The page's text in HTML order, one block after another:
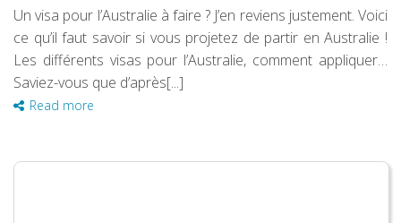
Un visa pour l’Australie à faire ? J’en reviens justement. Voici
ce qu’il faut savoir si vous projetez de partir en Australie !
Les différents visas pour l’Australie, comment appliquer…
Saviez-vous que d’après[...]
Read more